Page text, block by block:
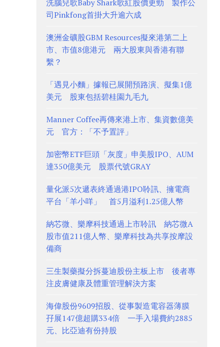
洗腦兒歌Baby Shark歌紅股價更勁 製作公
司Pinkfong首掛大升逾六成
澳洲金礦股GBM Resources擬來港第二上
市、市值8億港元 兩大股東與香港有聯
繫？
「遇見小麵」據報已展開預路演、擬集1億
美元 股東包括碧桂園九毛九
Manner Coffee再傳來港上市、集資數億美
元 官方：「不予置評」
加密幣ETF巨頭「灰度」申美股IPO、AUM
達350億美元 股票代號GRAY
量化派5次遞表終通過港IPO聆訊、擁電商
平台「羊小咩」 首5月溢利1.25億人幣
納芯微、樂摩科技通過上市聆訊 納芯微A
股市值211億人幣、樂摩科技為共享按摩設
備商
三生製藥擬分拆蔓迪股份主板上市 後者專
注皮膚健康及體重管理解決方案
海偉股份9609招股、從事製造電容器薄膜
孖展147億超購334倍 一手入場費約2885
元、比亞迪有份持股